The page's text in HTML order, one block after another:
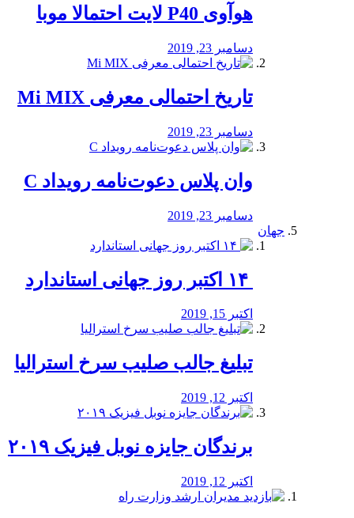
هوآوی P40 لایت احتمالا موبا
دسامبر 23, 2019
تاریخ احتمالی معرفی Mi MIX
دسامبر 23, 2019
وان پلاس دعوت‌نامه رویداد C
دسامبر 23, 2019
جهان
اکتبر 15, 2019
تبلیغ جالب صلیب سرخ استرالیا
اکتبر 12, 2019
برندگان جایزه نوبل فیزیک ۲۰۱۹
اکتبر 12, 2019